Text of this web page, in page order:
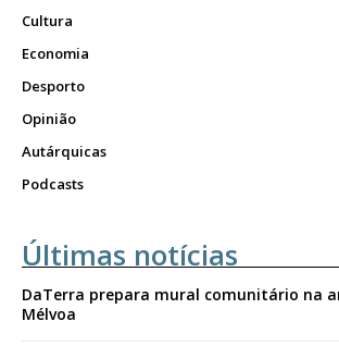
Cultura
Economia
Desporto
Opinião
Autárquicas
Podcasts
Últimas notícias
DaTerra prepara mural comunitário na
Mélvoa